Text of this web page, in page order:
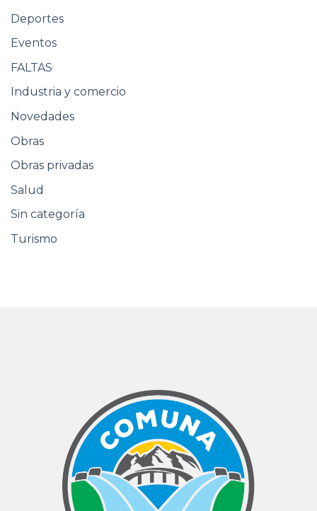
Deportes
Eventos
FALTAS
Industria y comercio
Novedades
Obras
Obras privadas
Salud
Sin categoría
Turismo